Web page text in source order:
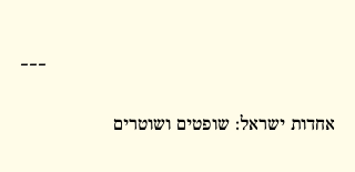
---
אחדות ישראל: שופטים ושוטרים